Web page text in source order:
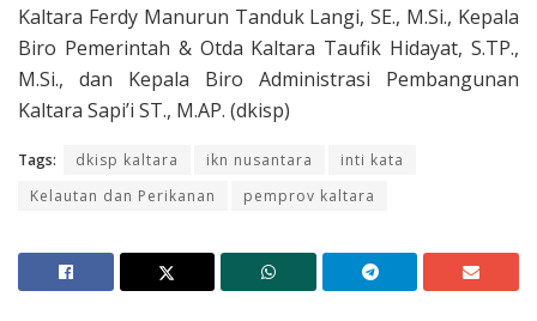
Kaltara Ferdy Manurun Tanduk Langi, SE., M.Si., Kepala
Biro Pemerintah & Otda Kaltara Taufik Hidayat, S.TP.,
M.Si., dan Kepala Biro Administrasi Pembangunan
Kaltara Sapi’i ST., M.AP. (dkisp)
Tags: dkisp kaltara ikn nusantara
inti kata
Kelautan dan Perikanan
pemprov kaltara